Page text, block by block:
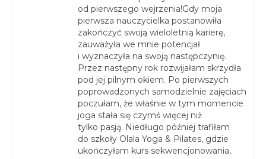
od pierwszego wejrzenia!Gdy moja
pierwsza nauczycielka postanowiła
zakończyć swoją wieloletnią karierę,
zauważyła we mnie potencjał
i wyznaczyła na swoją następczynię.
Przez następny rok rozwijałam skrzydła
pod jej pilnym okiem. Po pierwszych
poprowadzonych samodzielnie zajęciach
poczułam, że właśnie w tym momencie
joga stała się czymś więcej niż
tylko pasją. Niedługo później trafiłam
do szkoły Olala Yoga & Pilates, gdzie
ukończyłam kurs sekwencjonowania,